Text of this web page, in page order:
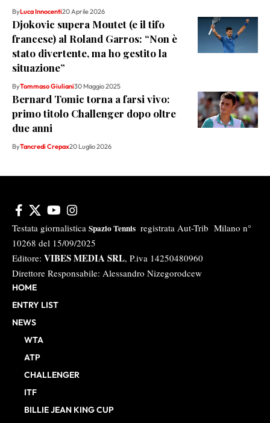
ByLuca Innocenti20 Aprile 2026
Djokovic supera Moutet (e il tifo
francese) al Roland Garros: “Non è
stato divertente, ma ho gestito la
situazione”
ByTommaso Giuliani30 Maggio 2025
Bernard Tomic torna a farsi vivo:
primo titolo Challenger dopo oltre
due anni
ByTancredi Crepax20 Luglio 2026
Testata giornalistica Spazio Tennis registrata Aut-Trib Milano n°
10268 del 15/09/2025
Editore: VIBES MEDIA SRL, P.iva 14250480960
Direttore Responsabile: Alessandro Nizegorodcew
HOME
ENTRY LIST
NEWS
WTA
ATP
CHALLENGER
ITF
BILLIE JEAN KING CUP